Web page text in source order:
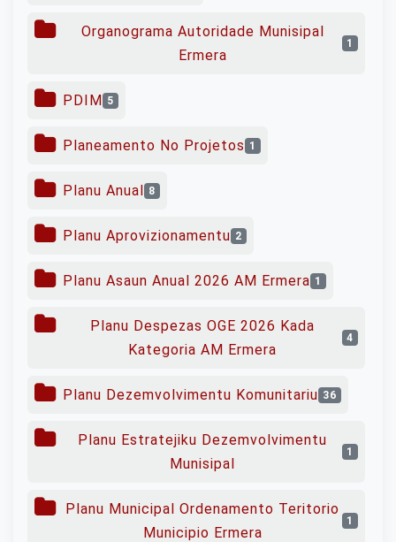
Organograma Autoridade Munisipal
Ermera
1
PDIM 5
Planeamento No Projetos 1
Planu Anual 8
Planu Aprovizionamentu 2
Planu Asaun Anual 2026 AM Ermera 1
Planu Despezas OGE 2026 Kada
Kategoria AM Ermera
4
Planu Dezemvolvimentu Komunitariu 36
Planu Estratejiku Dezemvolvimentu
Munisipal
1
Planu Municipal Ordenamento Teritorio
Municipio Ermera
1